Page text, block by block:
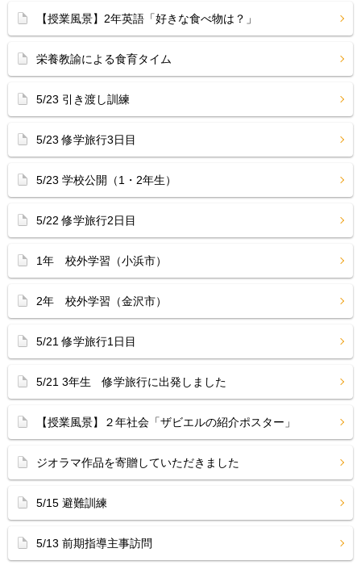
【授業風景】2年英語「好きな食べ物は？」
栄養教諭による食育タイム
5/23 引き渡し訓練
5/23 修学旅行3日目
5/23 学校公開（1・2年生）
5/22 修学旅行2日目
1年 校外学習（小浜市）
2年 校外学習（金沢市）
5/21 修学旅行1日目
5/21 3年生 修学旅行に出発しました
【授業風景】２年社会「ザビエルの紹介ポスター」
ジオラマ作品を寄贈していただきました
5/15 避難訓練
5/13 前期指導主事訪問